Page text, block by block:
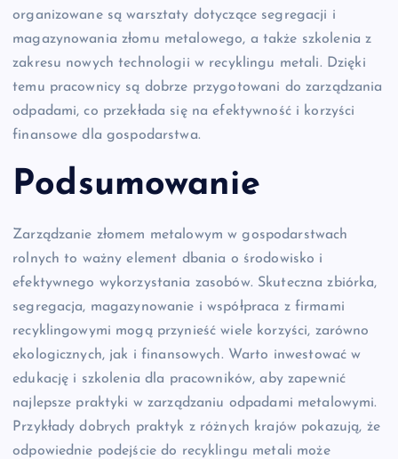
organizowane są warsztaty dotyczące segregacji i
magazynowania złomu metalowego, a także szkolenia z
zakresu nowych technologii w recyklingu metali. Dzięki
temu pracownicy są dobrze przygotowani do zarządzania
odpadami, co przekłada się na efektywność i korzyści
finansowe dla gospodarstwa.
Podsumowanie
Zarządzanie złomem metalowym w gospodarstwach
rolnych to ważny element dbania o środowisko i
efektywnego wykorzystania zasobów. Skuteczna zbiórka,
segregacja, magazynowanie i współpraca z firmami
recyklingowymi mogą przynieść wiele korzyści, zarówno
ekologicznych, jak i finansowych. Warto inwestować w
edukację i szkolenia dla pracowników, aby zapewnić
najlepsze praktyki w zarządzaniu odpadami metalowymi.
Przykłady dobrych praktyk z różnych krajów pokazują, że
odpowiednie podejście do recyklingu metali może